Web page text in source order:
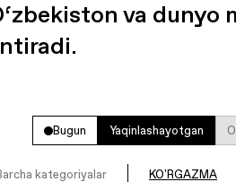
va dunyo
Bugun Yaqinlashayotgan
kategoriyalar KO'RGAZMA